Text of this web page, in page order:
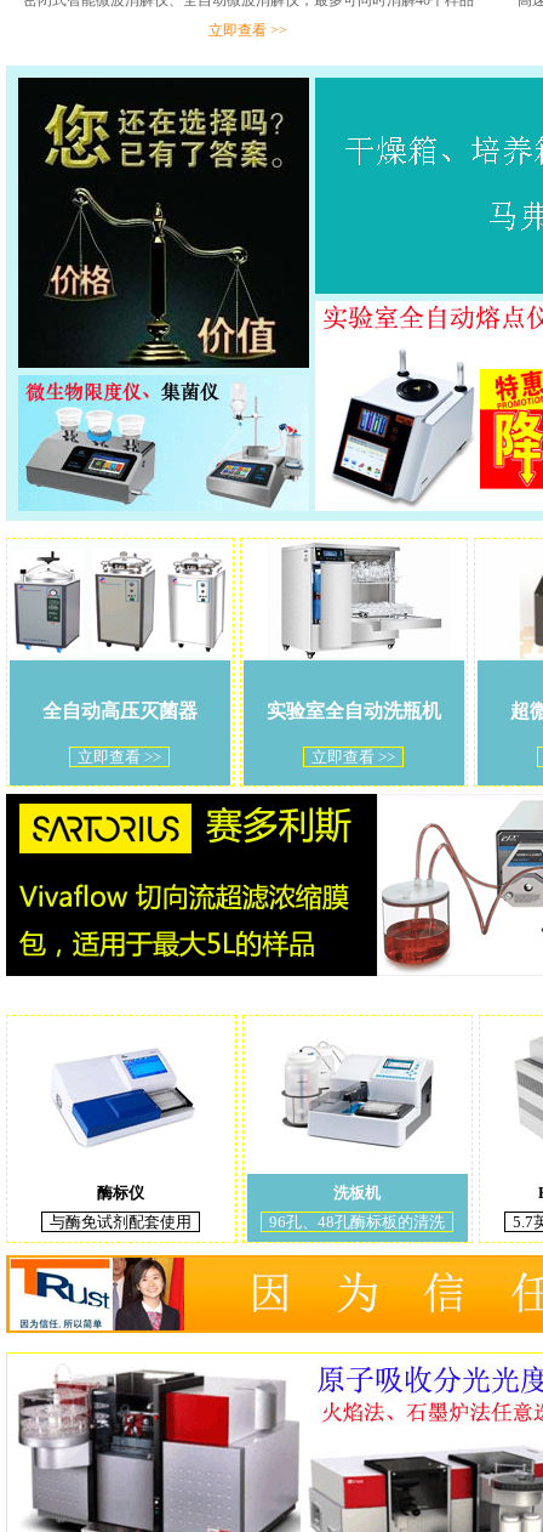
立即查看 >>
全自动高压灭菌器
立即查看 >>
实验室全自动洗瓶机
立即查看 >>
超
酶标仪
与酶免试剂配套使用
洗板机
96孔、48孔酶标板的清洗
5.7